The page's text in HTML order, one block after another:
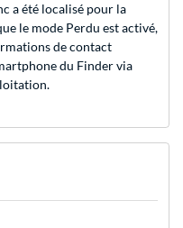
a été localisé pour la
le mode Perdu est activé,
de contact
du Finder via